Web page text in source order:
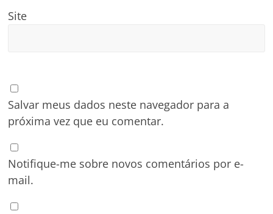
Site
Salvar meus dados neste navegador para a
próxima vez que eu comentar.
Notifique-me sobre novos comentários por e-
mail.